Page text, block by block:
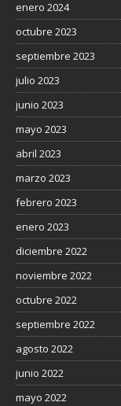
enero 2024
octubre 2023
septiembre 2023
julio 2023
junio 2023
mayo 2023
abril 2023
marzo 2023
febrero 2023
enero 2023
diciembre 2022
noviembre 2022
octubre 2022
septiembre 2022
agosto 2022
junio 2022
mayo 2022